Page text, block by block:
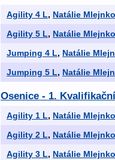
Agility 4 L, Natálie
Agility 5 L, Natálie
Jumping 4 L, Natálie
Jumping 5 L, Natálie
Osenice - 1.
Agility 1 L, Natálie
Agility 2 L, Natálie
Agility 3 L, Natálie